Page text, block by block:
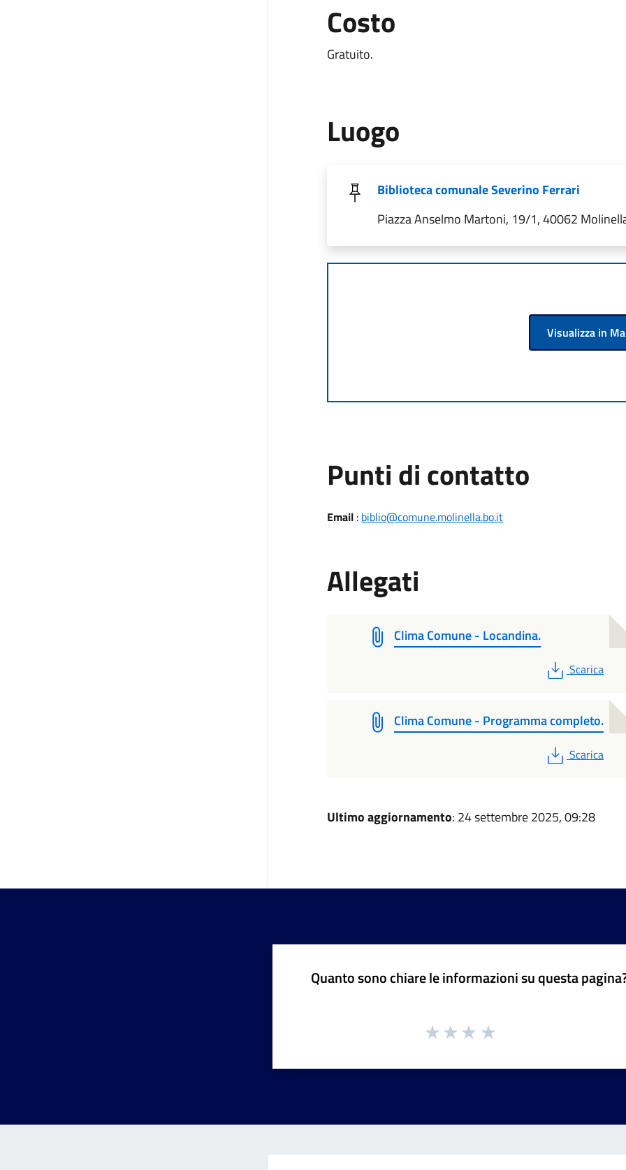
Costo
Gratuito.
Luogo
Biblioteca comunale Severino Ferrari
Piazza Anselmo Martoni, 19/1, 40062
Visualizza in
Punti di contatto
Email: biblio@comune.molinella.bo.it
Allegati
Clima Comune - Locandina.
PDF
Scarica
Clima Comune - Programma completo.
PDF
Scarica
Ultimo aggiornamento: 24 settembre 2025, 09:28
Quanto sono chiare le informazioni su questa